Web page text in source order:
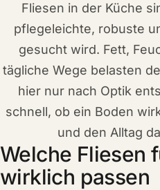
Fliesen in der Küche
pflegeleichte, robuste
gesucht wird. Fett,
tägliche Wege belasten
hier nur nach Optik
schnell, ob ein Boden
und den Alltag
Welche Fliesen
wirklich passen